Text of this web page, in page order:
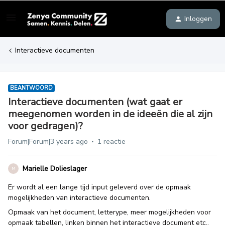
Inloggen
Interactieve documenten
BEANTWOORD
Interactieve documenten (wat gaat er
meegenomen worden in de ideeën die al zijn
voor gedragen)?
Forum|Forum|3 years ago 1 reactie
M
Marielle Dolieslager
Er wordt al een lange tijd input geleverd over de opmaak
mogelijkheden van interactieve documenten.
Opmaak van het document, letterype, meer mogelijkheden voor
opmaak tabellen, linken binnen het interactieve document etc..